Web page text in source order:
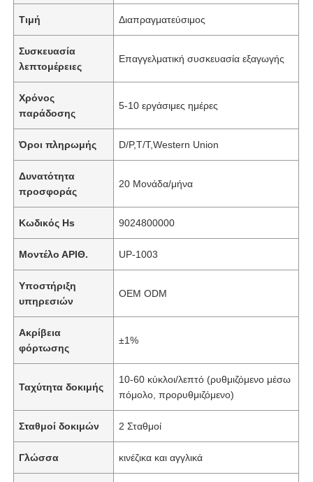
Τιμή Διαπραγματεύσιμος
Συσκευασία
λεπτομέρειες
Επαγγελματική συσκευασία εξαγωγής
Χρόνος
παράδοσης
5-10 εργάσιμες ημέρες
Όροι πληρωμής D/P,T/T,Western Union
Δυνατότητα
προσφοράς
20 Μονάδα/μήνα
Κωδικός Hs 9024800000
Μοντέλο ΑΡΙΘ. UP-1003
Υποστήριξη
υπηρεσιών
OEM ODM
Ακρίβεια
φόρτωσης
±1%
Ταχύτητα δοκιμής
10-60 κύκλοι/λεπτό (ρυθμιζόμενο μέσω
πόμολο, προρυθμιζόμενο)
Σταθμοί δοκιμών 2 Σταθμοί
Γλώσσα κινέζικα και αγγλικά